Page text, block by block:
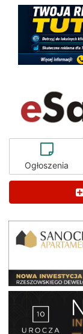
Ogłoszenia